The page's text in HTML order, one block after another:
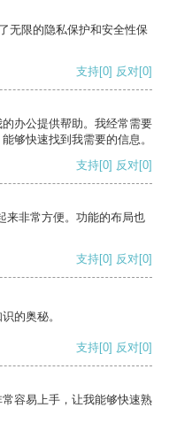
无限的隐私保护和安全性保
支持[0] 反对[0]
办公提供帮助。我经常需要
够快速找到我需要的信息。
支持[0] 反对[0]
来非常方便。功能的布局也
支持[0] 反对[0]
的奥秘。
支持[0] 反对[0]
容易上手，让我能够快速熟